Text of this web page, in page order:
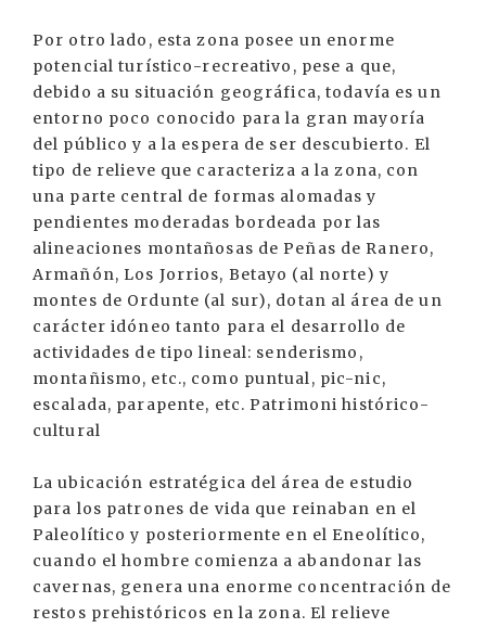
Por otro lado, esta zona posee un enorme
potencial turístico-recreativo, pese a que,
debido a su situación geográfica, todavía es un
entorno poco conocido para la gran mayoría
del público y a la espera de ser descubierto. El
tipo de relieve que caracteriza a la zona, con
una parte central de formas alomadas y
pendientes moderadas bordeada por las
alineaciones montañosas de Peñas de Ranero,
Armañón, Los Jorrios, Betayo (al norte) y
montes de Ordunte (al sur), dotan al área de un
carácter idóneo tanto para el desarrollo de
actividades de tipo lineal: senderismo,
montañismo, etc., como puntual, pic-nic,
escalada, parapente, etc. Patrimoni histórico-
cultural
La ubicación estratégica del área de estudio
para los patrones de vida que reinaban en el
Paleolítico y posteriormente en el Eneolítico,
cuando el hombre comienza a abandonar las
cavernas, genera una enorme concentración de
restos prehistóricos en la zona. El relieve